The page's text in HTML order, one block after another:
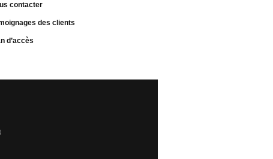
contacter
des clients
d’accès